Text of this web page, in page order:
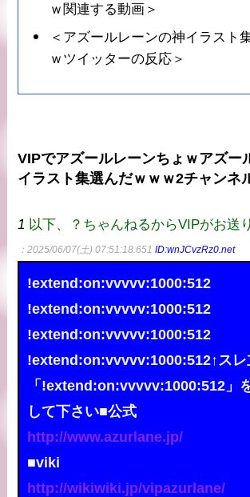
ｗ関連する動画＞
＜アズールレーンの神イラスト
ｗツイッターの反応＞
VIPでアズールレーンちょｗアズー
イラスト集選んだｗｗｗ2チャンネ
1 以下、？ちゃんねるからVIPがお送
：2025/06/07(土) 07:51:18.651ID:wnJCvzRz0.net
!extend:on:vvvvv:1000:512
!extend:on:vvvvv:1000:512
!extend:on:vvvvv:1000:512
!extend:on:vvvvv:1000:512↑スレ
「!extend:on:vvvvv:1000:512」
して下さい■公式
http://www.azurlane.jp/
■viki
http://wikiwiki.jp/vipazurlane/